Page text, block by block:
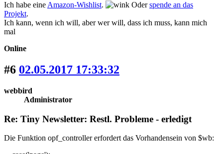
Ich habe eine Amazon-Wishlist. Oderspende an das
Projekt.
Ich kann, wenn ich will, aber wer will, dass ich muss, kann mich
mal
Online
#6 02.05.2017 17:33:32
webbird
Administrator
Re: Tiny Newsletter: Restl. Probleme - erledigt
Die Funktion opf_controller erfordert das Vorhandensein von $wb: